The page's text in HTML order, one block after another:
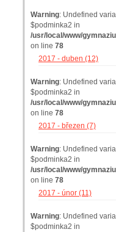
Warning: Undefined
$podminka2 in
/usr/local/www/
on line 78
2017 - duben (12)
Warning: Undefined
$podminka2 in
/usr/local/www/
on line 78
2017 - březen (7)
Warning: Undefined
$podminka2 in
/usr/local/www/
on line 78
2017 - únor (11)
Warning: Undefined
$podminka2 in